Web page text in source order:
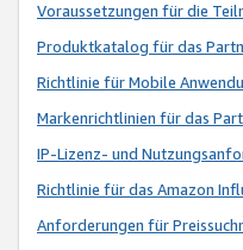
Voraussetzungen für die
Produktkatalog für das
Richtlinie für Mobile
Markenrichtlinien für das
IP-Lizenz- und
Richtlinie für das Amazon
Anforderungen für